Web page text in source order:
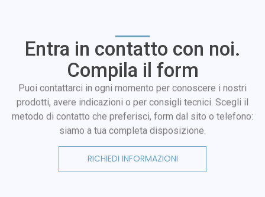
Entra in contatto con noi.
Compila il form
Puoi contattarci in ogni momento per conoscere i nostri
prodotti, avere indicazioni o per consigli tecnici. Scegli il
metodo di contatto che preferisci, form dal sito o telefono:
siamo a tua completa disposizione.
RICHIEDI INFORMAZIONI